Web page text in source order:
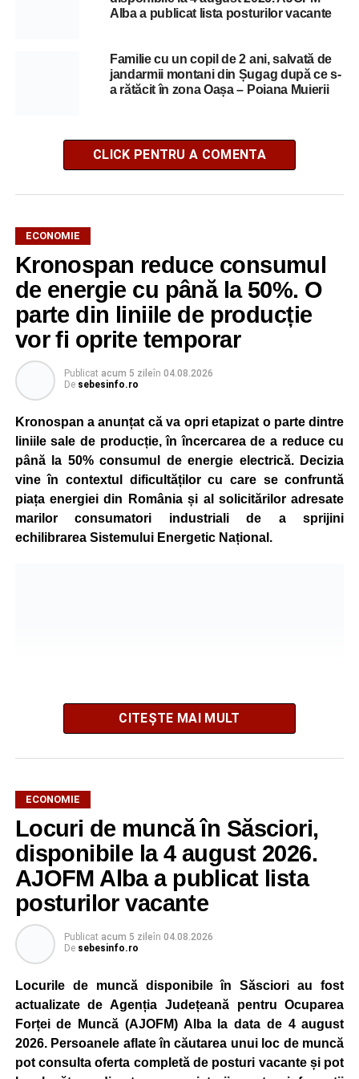
Alba a publicat lista posturilor vacante
Familie cu un copil de 2 ani, salvată de
jandarmii montani din Șugag după ce s-
a rătăcit în zona Oașa – Poiana Muierii
CLICK PENTRU A COMENTA
ECONOMIE
Kronospan reduce consumul
de energie cu până la 50%. O
parte din liniile de producție
vor fi oprite temporar
Publicat acum 5 zileîn 04.08.2026
De sebesinfo.ro
Kronospan a anunțat că va opri etapizat o parte dintre
liniile sale de producție, în încercarea de a reduce cu
până la 50% consumul de energie electrică. Decizia
vine în contextul dificultăților cu care se confruntă
piața energiei din România și al solicitărilor adresate
marilor consumatori industriali de a sprijini
echilibrarea Sistemului Energetic Național.
Potrivit unui comunicat al companiei, măsura va fi aplicată
gradual, în funcție de necesitățile sistemului energetic.
Reprezentanții Kronospan precizează că evoluția situației
este monitorizată permanent, iar activitatea va reveni la
capacitate normală imediat ce condițiile vor permite.
Compania dă asigurări că oprirea temporară a unor linii
de producție nu va afecta livrările către clienți.
Kronospan se numără printre cei mai mari consumatori de
energie electrică din România. O parte din necesarul
energetic este acoperită prin producția proprie de energie,
realizată cu ajutorul panourilor fotovoltaice și al unităților
de cogenerare.
Reprezentanții companiei afirmă că vor continua
CITEȘTE MAI MULT
ECONOMIE
Locuri de muncă în Săsciori,
disponibile la 4 august 2026.
AJOFM Alba a publicat lista
posturilor vacante
Publicat acum 5 zileîn 04.08.2026
De sebesinfo.ro
Locurile de muncă disponibile în Săsciori au fost
actualizate de Agenția Județeană pentru Ocuparea
Forței de Muncă (AJOFM) Alba la data de 4 august
2026. Persoanele aflate în căutarea unui loc de muncă
pot consulta oferta completă de posturi vacante și pot